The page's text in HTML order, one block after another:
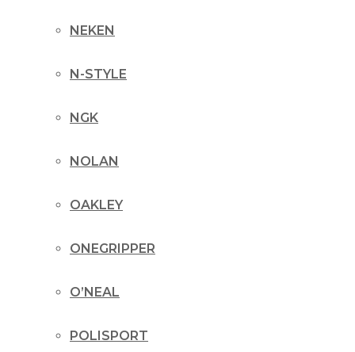
NEKEN
N-STYLE
NGK
NOLAN
OAKLEY
ONEGRIPPER
O’NEAL
POLISPORT